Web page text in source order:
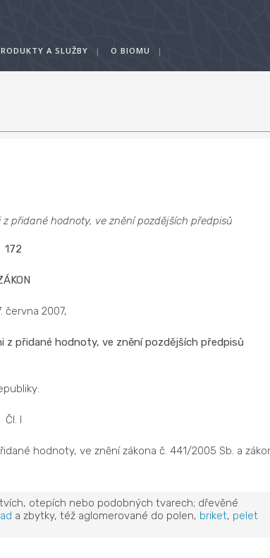
A SLUŽBY | O BIOMU |
přidané hodnoty, ve znění pozdějších předpisů
172
června 2007,
z přidané hodnoty, ve znění pozdějších předpisů
Čl. I
hodnoty, ve znění zákona č. 441/2005 Sb. a
otepích nebo podobných tvarech; dřevěné
a zbytky, též aglomerované do polen, briket, pelet